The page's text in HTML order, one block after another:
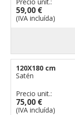
59,00 €
(IVA incluída)
120X180 cm
Satén
Precio unit.:
75,00 €
(IVA incluída)